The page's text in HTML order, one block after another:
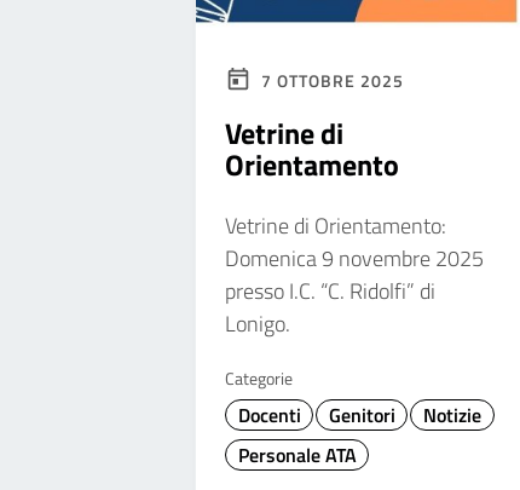
7 OTTOBRE 2025
Vetrine di
Orientamento
Vetrine di Orientamento:
Domenica 9 novembre 2025
presso I.C. “C. Ridolfi” di
Lonigo.
Categorie
Docenti Genitori
Notizie
Personale ATA